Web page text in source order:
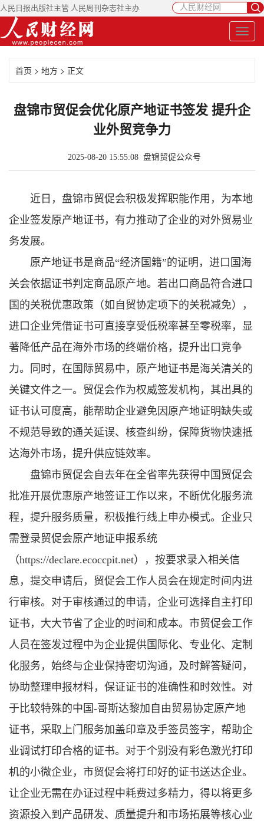
人民日报出版社主管 人民周刊杂志社主办
首页 > 地方 > 正文
盘锦市贸促会优化原产地证书签发 提升企
业外贸竞争力
2025-08-20 15:55:08 盘锦贸促公众号
近日，盘锦市贸促会积极发挥职能作用，为本地
企业签发原产地证书，有力推动了企业的对外贸易业
务发展。
原产地证书是商品“经济国籍”的证明，进口国海
关会依据证书判定商品原产地。若出口商品符合进口
国的关税优惠政策（如自贸协定项下的关税减免），
进口企业凭借证书可直接享受低税率甚至零税率，显
著降低产品在海外市场的终端价格，提升出口竞争
力。同时，在国际贸易中，原产地证书是海关清关的
关键文件之一。贸促会作为权威签发机构，其出具的
证书认可度高，能帮助企业避免因原产地证明缺失或
不规范导致的通关延误、核查纠纷，保障货物快速抵
达海外市场，提升供应链效率。
盘锦市贸促会自去年在全省率先获得中国贸促会
批准开展优惠原产地签证工作以来，不断优化服务流
程，提升服务质量，积极推行线上申办模式。企业只
需登录贸促会原产地证申报系统
（https://declare.ecoccpit.net），按要求录入相关信
息，提交申请后，贸促会工作人员会在规定时间内进
行审核。对于审核通过的申请，企业可选择自主打印
证书，大大节省了企业的时间和成本。市贸促会工作
人员在签发过程中为企业提供国际化、专业化、定制
化服务，始终与企业保持密切沟通，及时解答疑问，
协助整理申报材料，保证证书的准确性和时效性。对
于比较特殊的中国-哥斯达黎加自由贸易协定原产地
证书，采取上门服务加盖印章及手签员签字，帮助企
业调试打印合格的证书。对于个别没有彩色激光打印
机的小微企业，市贸促会将打印好的证书送达企业。
让企业无需在办证过程中耗费过多精力，得以将更多
资源投入到产品研发、质量提升和市场拓展等核心业